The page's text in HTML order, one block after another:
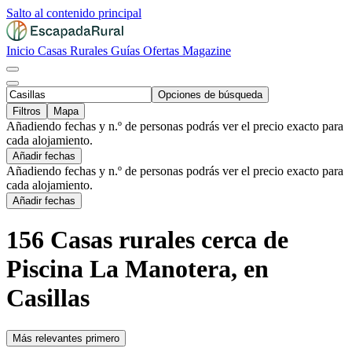
Salto al contenido principal
Inicio Casas Rurales Guías Ofertas Magazine
Opciones de búsqueda
Filtros
Mapa
Añadiendo fechas y n.º de personas podrás ver el precio exacto para
cada alojamiento.
Añadir fechas
Añadiendo fechas y n.º de personas podrás ver el precio exacto para
cada alojamiento.
Añadir fechas
156 Casas rurales cerca de
Piscina La Manotera, en
Casillas
Más relevantes primero